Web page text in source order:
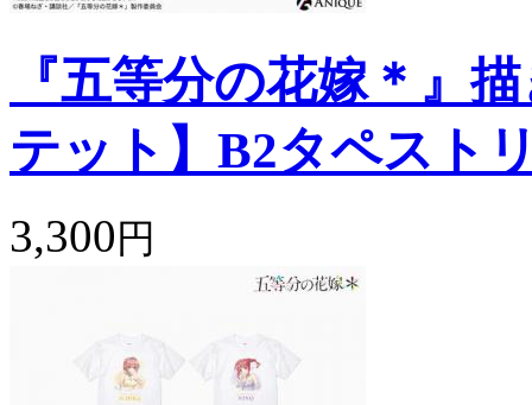
『五等分の花嫁＊』
テット】B2タペスト
3,300円